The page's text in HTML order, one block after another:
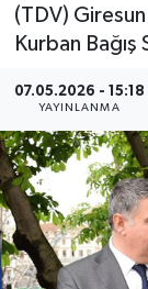
(TDV)
Kurban Bağış
07.05.2026 - 15:18
YAYINLANMA
Amasya
Ankara
Antalya
Ardahan
Artvin
Diyanet
Dualar
Kudüs
Kurban
DİYANET
Diyanet
TDV
Hutbeler
DİYANET
Tüm
Son
Haber